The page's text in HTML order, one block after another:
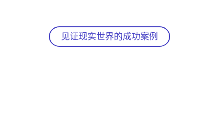
见证现实世界的成功案例